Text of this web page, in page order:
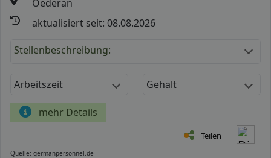
Oederan
aktualisiert seit: 08.08.2026
Stellenbeschreibung:
Arbeitszeit Gehalt
mehr Details
Teilen
Quelle: germanpersonnel.de